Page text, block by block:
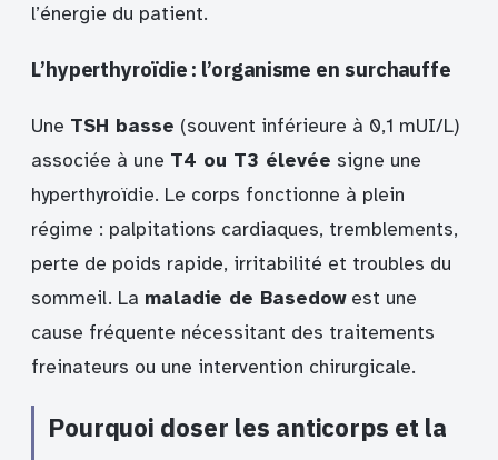
l’énergie du patient.
L’hyperthyroïdie : l’organisme en surchauffe
Une TSH basse (souvent inférieure à 0,1 mUI/L)
associée à une T4 ou T3 élevée signe une
hyperthyroïdie. Le corps fonctionne à plein
régime : palpitations cardiaques, tremblements,
perte de poids rapide, irritabilité et troubles du
sommeil. La maladie de Basedowest une
cause fréquente nécessitant des traitements
freinateurs ou une intervention chirurgicale.
Pourquoi doser les anticorps et la